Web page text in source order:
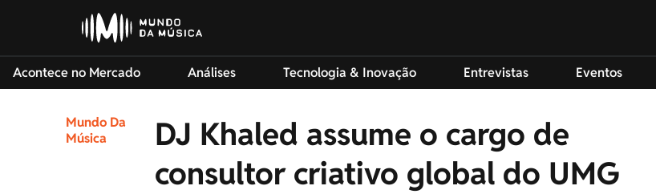
Acontece no Mercado Análises Tecnologia & Inovação Entrevistas Eventos
Mundo Da
Música
DJ Khaled assume o cargo de
consultor criativo global do UMG